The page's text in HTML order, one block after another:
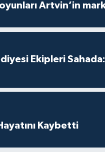
Artvin’in
Ekipleri
Kaybetti